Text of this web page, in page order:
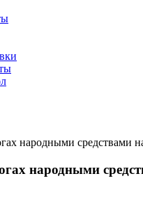
народными средствами
народными